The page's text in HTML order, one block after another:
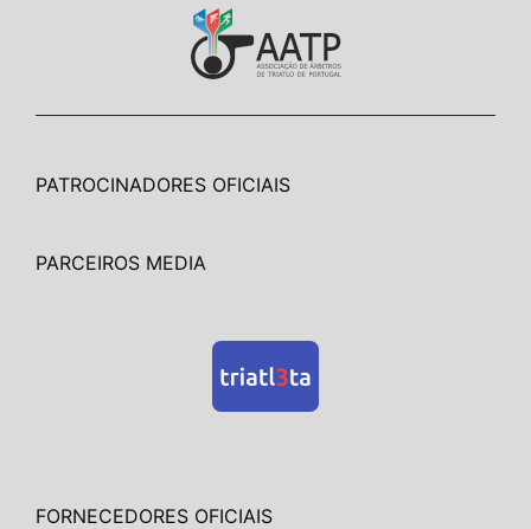
PATROCINADORES OFICIAIS
PARCEIROS MEDIA
FORNECEDORES OFICIAIS